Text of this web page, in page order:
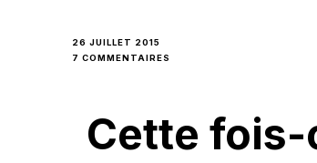
26 JUILLET 2015
7 COMMENTAIRES
LES
TERRES
Cette